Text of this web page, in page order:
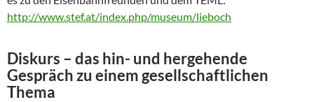
http://www.stef.at/index.php/museum/lieboch
Diskurs – das hin- und hergehende
Gespräch zu einem gesellschaftlichen
Thema